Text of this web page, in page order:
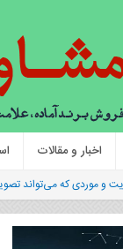
اخبار و مقالات
و موردی که می‌تواند